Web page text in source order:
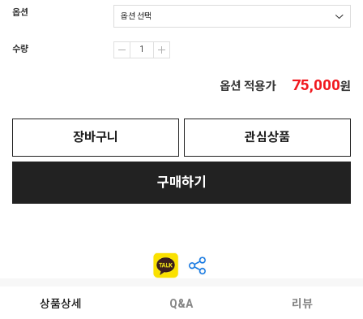
옵션
수량
옵션 적용가 75,000원
장바구니 관심상품
구매하기
상품상세 Q&A 리뷰